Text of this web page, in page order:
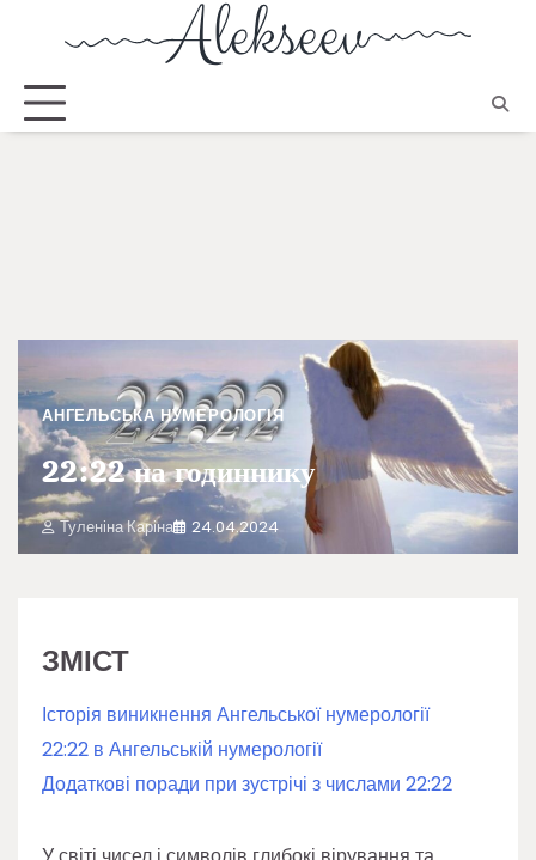
АНГЕЛЬСЬКА НУМЕРОЛОГІЯ
22:22 на годиннику
Туленіна Каріна 24.04.2024
ЗМІСТ
Історія виникнення Ангельської нумерології
22:22 в Ангельській нумерології
Додаткові поради при зустрічі з числами 22:22